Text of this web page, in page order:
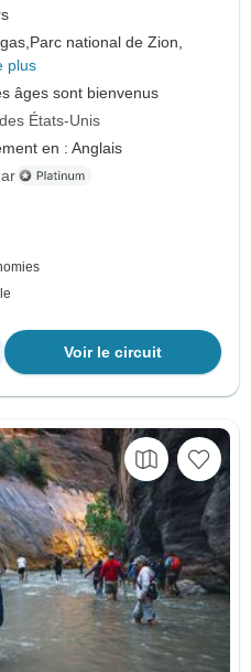
Parc national de Zion,
plus
âges sont bienvenus
États-Unis
en : Anglais
Voir le circuit